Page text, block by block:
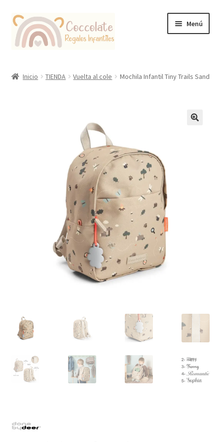
Ir
la
Ir
contenido
Menú
Inicio TIENDA Vuelta al cole Mochila Infantil Tiny Trails Sand